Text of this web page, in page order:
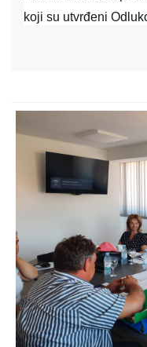
koji su utvrđeni